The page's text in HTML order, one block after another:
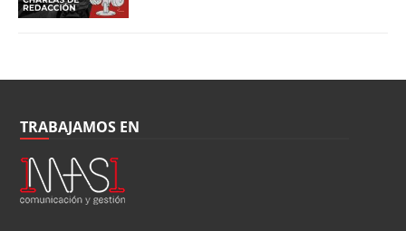
TRABAJAMOS EN